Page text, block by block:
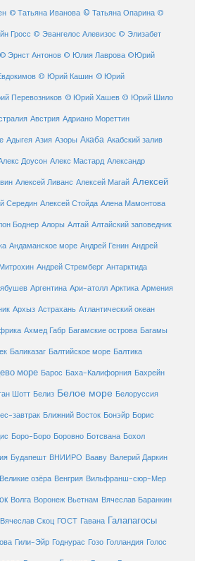
© Татьяна Иванова © Татьяна Опарина ©
Гросс © Эвангелос Алевизос © Элизабет
© Эрнст Антонов © Юлия Лаврова ©Юрий
© Юрий Кашин © Юрий
Перевозников © Юрий Хашев © Юрий Шило
Австрия Адриано Мореттин
Адыгея Азия Азоры Акаба Акабский залив
Доусон Алекс Мастард Александр
Алексей Ливанс Алексей Магай Алексей
Середин Алексей Стойда Алена Мамонтова
Боднер Алоры Алтай Алтайский заповедник
Андаманское море Андрей Генин Андрей
Андрей Стремберг Антарктида
Аргентина Ари-атолл Арктика Армения
Архыз Астрахань Атлантический океан
Ахмед Габр Багамские острова Багамы
Баликазаг Балтийское море Балтика
море Барос Баха-Калифорния Бахрейн
Шотт Белиз Белое море Белоруссия
завтрак Ближний Восток Бонэйр Борис
Боро-Боро Боровно Ботсвана Бохол
Будапешт ВНИИРО Вааву Валерий Даркин
Великие озёра Венгрия Вильфранш-сюр-Мер
Волга Воронеж Вьетнам Вячеслав Баранкин
Вячеслав Скоц ГОСТ Гавана Галапагосы
Гили-Эйр Годнурас Гозо Голландия Голос